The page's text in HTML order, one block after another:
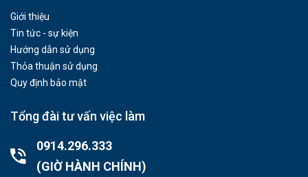
Giới thiệu
Tin tức - sự kiện
Hướng dẫn sử dụng
Thỏa thuận sử dụng
Quy định bảo mật
Tổng đài tư vấn việc làm
0914.296.333
(GIỜ HÀNH CHÍNH)